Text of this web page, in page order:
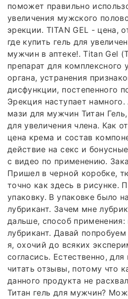
поможет правильно
увеличения мужского
эрекции. TITAN GEL - цена,
где купить гель для
мужчин в аптеке!. Titan Gel
препарат для комплексного
органа, устранения
дисфункции, постепенного
Эрекция наступает
мази для мужчин Титан
для увеличения члена. Как
цена крема и состав
действие на секс и
с видео по применению.
Пришел в черной коробке,
точно как здесь в рисунке.
упаковку. В упаковке было
лубрикант. Зачем мне
дальше, способ применения:
лубрикант. Давай
я, охочий до всяких
согласись. Естественно, для
читать отзывы, потому что
данного продукта не
Титан гель для мужчин?